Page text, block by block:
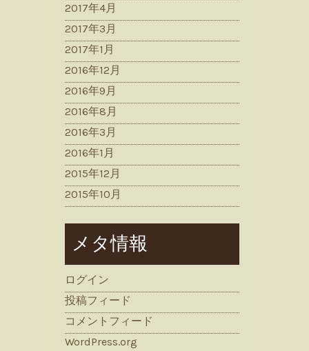
2017年4月
2017年3月
2017年1月
2016年12月
2016年9月
2016年8月
2016年3月
2016年1月
2015年12月
2015年10月
メタ情報
ログイン
投稿フィード
コメントフィード
WordPress.org